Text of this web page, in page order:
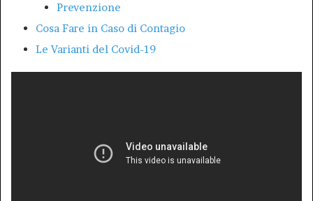
Prevenzione
Cosa Fare in Caso di Contagio
Le Varianti del Covid-19